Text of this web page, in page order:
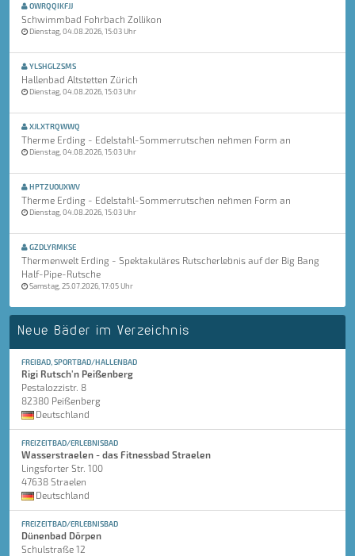
OWRQQIKFJJ
Schwimmbad Fohrbach Zollikon
Dienstag, 04.08.2026, 15:03 Uhr
YLSHGLZSMS
Hallenbad Altstetten Zürich
Dienstag, 04.08.2026, 15:03 Uhr
XJLXTRQWWQ
Therme Erding - Edelstahl-Sommerrutschen nehmen Form an
Dienstag, 04.08.2026, 15:03 Uhr
HPTZUOUXWV
Therme Erding - Edelstahl-Sommerrutschen nehmen Form an
Dienstag, 04.08.2026, 15:03 Uhr
GZDLYRMKSE
Thermenwelt Erding - Spektakuläres Rutscherlebnis auf der Big Bang
Half-Pipe-Rutsche
Samstag, 25.07.2026, 17:05 Uhr
Neue Bäder im Verzeichnis
FREIBAD, SPORTBAD/HALLENBAD
Rigi Rutsch'n Peißenberg
Pestalozzistr. 8
82380 Peißenberg
Deutschland
FREIZEITBAD/ERLEBNISBAD
Wasserstraelen - das Fitnessbad Straelen
Lingsforter Str. 100
47638 Straelen
Deutschland
FREIZEITBAD/ERLEBNISBAD
Dünenbad Dörpen
Schulstraße 12